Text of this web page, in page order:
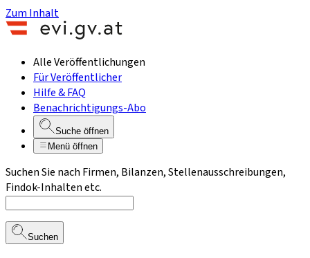
Zum Inhalt
Alle Veröffentlichungen
Für Veröffentlicher
Hilfe & FAQ
Benachrichtigungs-Abo
Suche öffnen
Menü öffnen
Suchen Sie nach Firmen, Bilanzen, Stellenausschreibungen,
Findok-Inhalten etc.
Suchen